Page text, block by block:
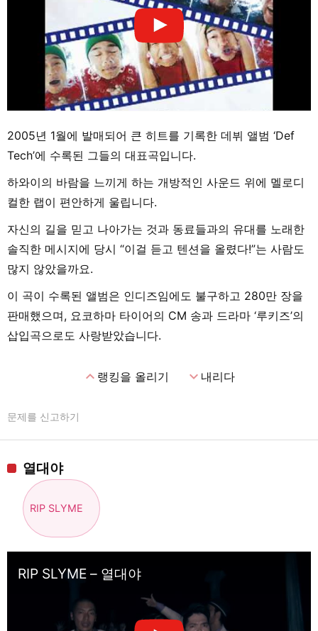
2005년 1월에 발매되어 큰 히트를 기록한 데뷔 앨범 ‘Def
Tech’에 수록된 그들의 대표곡입니다.
하와이의 바람을 느끼게 하는 개방적인 사운드 위에 멜로디
컬한 랩이 편안하게 울립니다.
자신의 길을 믿고 나아가는 것과 동료들과의 유대를 노래한
솔직한 메시지에 당시 “이걸 듣고 텐션을 올렸다!”는 사람도
많지 않았을까요.
이 곡이 수록된 앨범은 인디즈임에도 불구하고 280만 장을
판매했으며, 요코하마 타이어의 CM 송과 드라마 ‘루키즈’의
삽입곡으로도 사랑받았습니다.
expand_less랭킹을 올리기 expand_more내리다
문제를 신고하기
열대야
RIP SLYME
RIP SLYME – 열대야